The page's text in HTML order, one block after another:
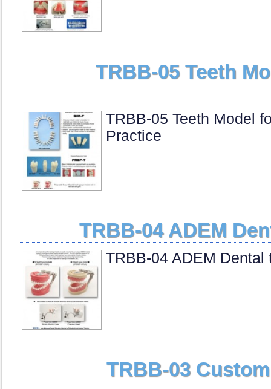
TRBB-05 Teeth
TRBB-05 Teeth Model
Practice
TRBB-04 ADEM
TRBB-04 ADEM Dental
TRBB-03